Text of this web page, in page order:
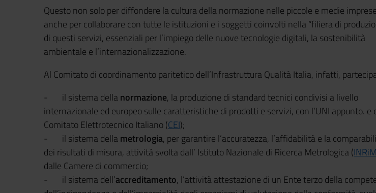
Questo non solo per diffondere la cultura della normazione nelle piccole e medie
anche per collaborare con tutte le istituzioni e i soggetti coinvolti nella “filiera di
di questi servizi, essenziali per l’impiego delle nuove tecnologie digitali, la sostenibilità
ambientale e l’internazionalizzazione.
Al Comitato di coordinamento paritetico dell’Infrastruttura Qualità Italia, infatti,
- il sistema dellanormazione, la produzione di standard tecnici condivisi a livello
internazionale ed europeo sulle caratteristiche di prodotti e servizi, con l’UNI appunto. e
Comitato Elettrotecnico Italiano (CEI);
- il sistema dellametrologia, per garantire l’accuratezza, l’affidabilità e la
dei risultati di misura, attività svolta dall’ Istituto Nazionale di Ricerca Metrologica (INRiM
dalle Camere di commercio;
- il sistema dell’accreditamento, l’attività attestazione di un Ente terzo della